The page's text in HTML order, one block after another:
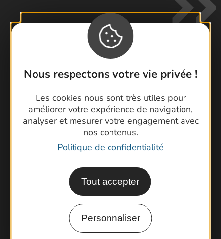
Nous respectons votre vie privée !
Les cookies nous sont très utiles pour
améliorer votre expérience de navigation,
analyser et mesurer votre engagement avec
nos contenus.
Politique de confidentialité
Tout accepter
Personnaliser
Contactez-nous !
Foire aux questions
Brochures
Cartoguides et Topoguides
Latitude Gard